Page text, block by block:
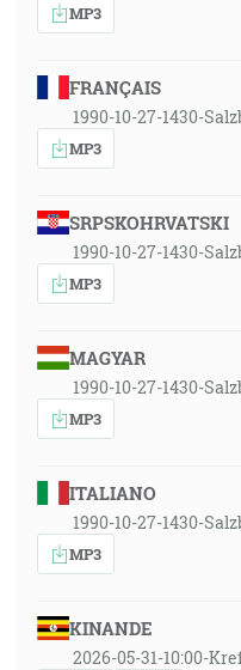
MP3
FRANÇAIS
1990-10-27-1430-
MP3
SRPSKOHRVATSKI
1990-10-27-1430-
MP3
MAGYAR
1990-10-27-1430-
MP3
ITALIANO
1990-10-27-1430-
MP3
KINANDE
2026-05-31-10:00-